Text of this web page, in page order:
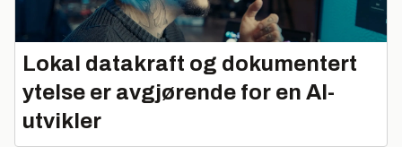
Lokal datakraft og dokumentert
ytelse er avgjørende for en AI-
utvikler